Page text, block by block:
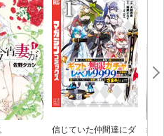
信じていた仲間達にダ
義